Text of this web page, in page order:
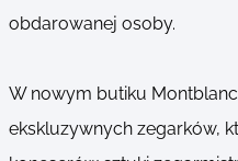
obdarowanej osoby.
W nowym butiku
ekskluzywnych zegarków,